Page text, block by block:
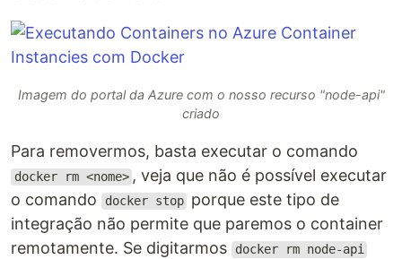
Imagem do portal da Azure com o nosso recurso "node-api"
criado
Para removermos, basta executar o comando
docker rm <nome> , veja que não é possível executar
o comando
docker stop porque este tipo de
integração não permite que paremos o container
remotamente. Se digitarmos
docker rm node-api